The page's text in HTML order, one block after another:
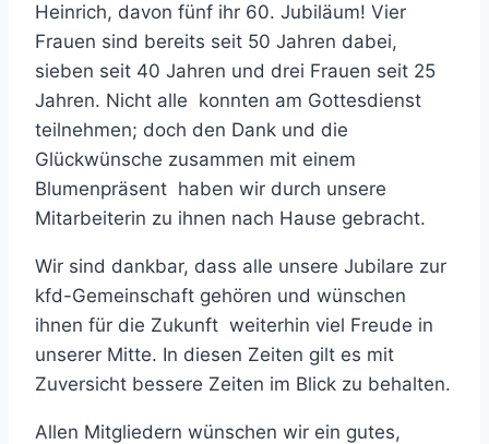
Heinrich, davon fünf ihr 60. Jubiläum! Vier
Frauen sind bereits seit 50 Jahren dabei,
sieben seit 40 Jahren und drei Frauen seit 25
Jahren. Nicht alle konnten am Gottesdienst
teilnehmen; doch den Dank und die
Glückwünsche zusammen mit einem
Blumenpräsent haben wir durch unsere
Mitarbeiterin zu ihnen nach Hause gebracht.
Wir sind dankbar, dass alle unsere Jubilare zur
kfd-Gemeinschaft gehören und wünschen
ihnen für die Zukunft weiterhin viel Freude in
unserer Mitte. In diesen Zeiten gilt es mit
Zuversicht bessere Zeiten im Blick zu behalten.
Allen Mitgliedern wünschen wir ein gutes,